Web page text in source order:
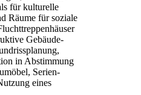
für kulturelle
Räume für soziale
Gebäude-
in Abstimmung
Serien-
eines